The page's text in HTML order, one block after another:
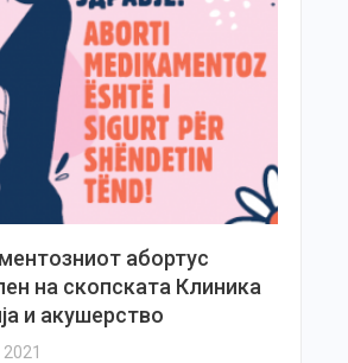
абортус
на скопската Клиника
и акушерство